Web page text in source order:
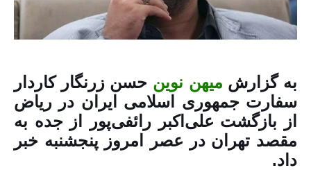
به گزارش میهن نوین حسن زرنگار کاردار
سفارت جمهوری اسلامی ایران در ریاض
از بازگشت علی‌اکبر رائفی‌پور از جده به
مقصد تهران در عصر امروز پنجشنبه خبر
داد.